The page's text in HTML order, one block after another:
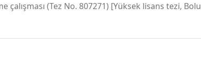
(Tez No. 807271) [Yüksek lisans tezi, Bolu